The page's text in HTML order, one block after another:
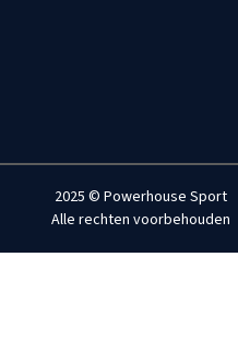
2025 © Powerhouse Sport
Alle rechten voorbehouden